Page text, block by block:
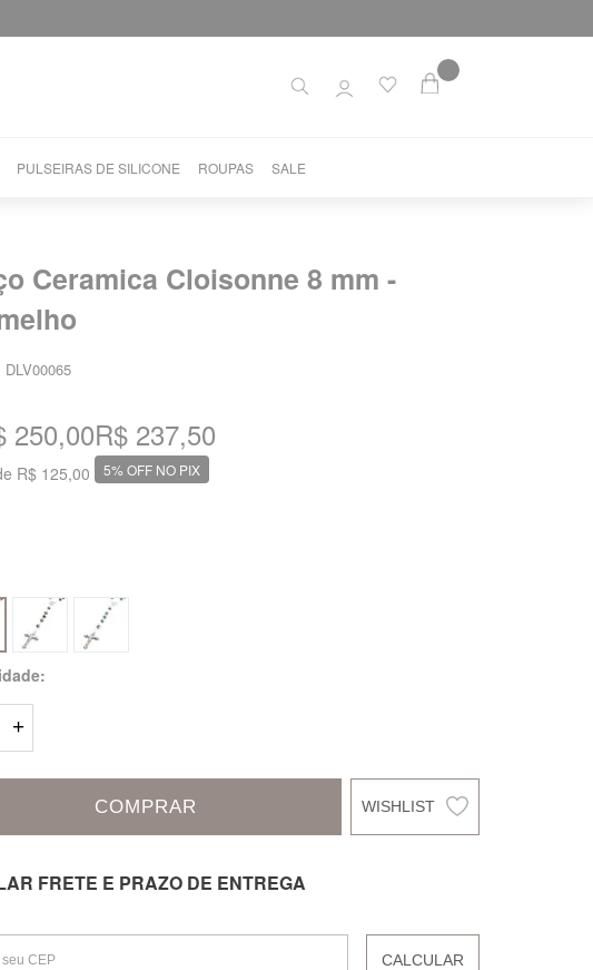
PULSEIRAS DE SILICONE ROUPAS SALE
Ceramica Cloisonne 8 mm -
DLV00065
250,00
R$ 125,00
R$ 237,50
5% OFF NO PIX
+
COMPRAR
FRETE E PRAZO DE ENTREGA
CALCULAR